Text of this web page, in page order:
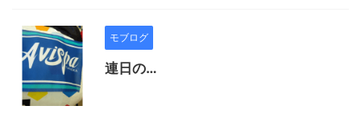
モブログ
連日の…